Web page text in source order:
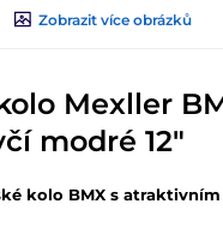
Zobrazit více obrázků
Mexller
modré 12"
kolo BMX s